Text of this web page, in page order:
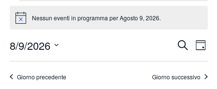
Notice Nessun eventi in programma per Agosto 9, 2026.
Eventi
e
Cerca
8/9/2026
data.
Giorno precedente Giorno successivo